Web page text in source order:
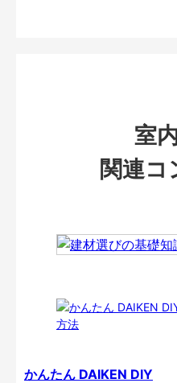
室
関連コ
かんたん DAIKEN DIY